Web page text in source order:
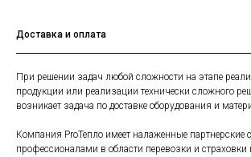
Доставка и оплата
При решении задач любой сложности на этапе
продукции или реализации технически сложного
возникает задача по доставке оборудования и
Компания ProТепло имеет налаженные партнерские
профессионалами в области перевозки и страховки